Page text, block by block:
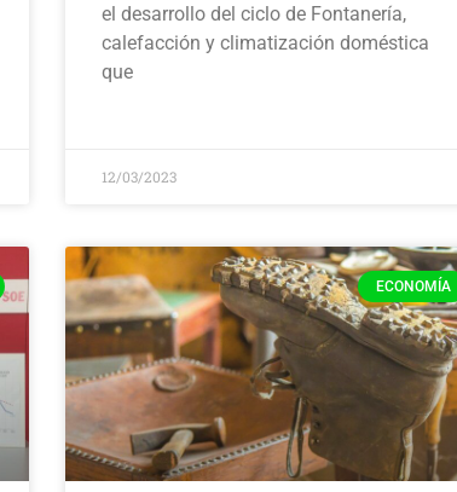
el desarrollo del ciclo de Fontanería,
calefacción y climatización doméstica
que
12/03/2023
ECONOMÍA